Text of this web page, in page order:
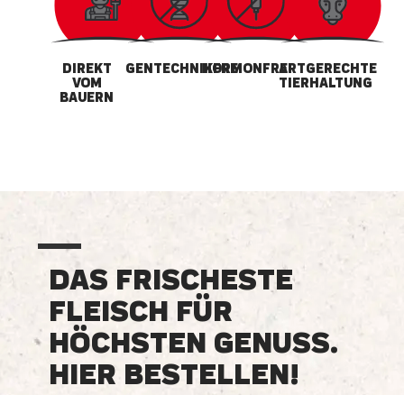
DIREKT
VOM
BAUERN
GENTECHNIKFREIHORMONFREIARTGERECHTE
TIERHALTUNG
DAS FRISCHESTE
FLEISCH FÜR
HÖCHSTEN GENUSS.
HIER BESTELLEN!